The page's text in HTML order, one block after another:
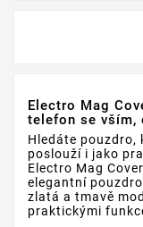
Electro Mag
telefon se vším,
Hledáte pouzdro,
poslouží i jako
Electro Mag
elegantní
zlatá a tmavě
praktickými